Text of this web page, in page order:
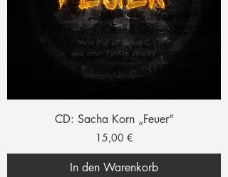
CD: Sacha Korn „Feuer“
Preis
15,00 €
In den Warenkorb